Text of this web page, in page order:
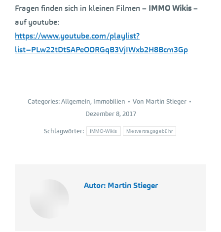
Fragen finden sich in kleinen Filmen – IMMO Wikis–
auf youtube:
https://www.youtube.com/playlist?
list=PLw22tDtSAPeOORGqB3VjIWxb2H8Bcm3Gp
Categories:Allgemein, Immobilien Von Martin Stieger
Dezember 8, 2017
Schlagwörter: IMMO-Wikis Mietvertragsgebühr
Autor: Martin Stieger